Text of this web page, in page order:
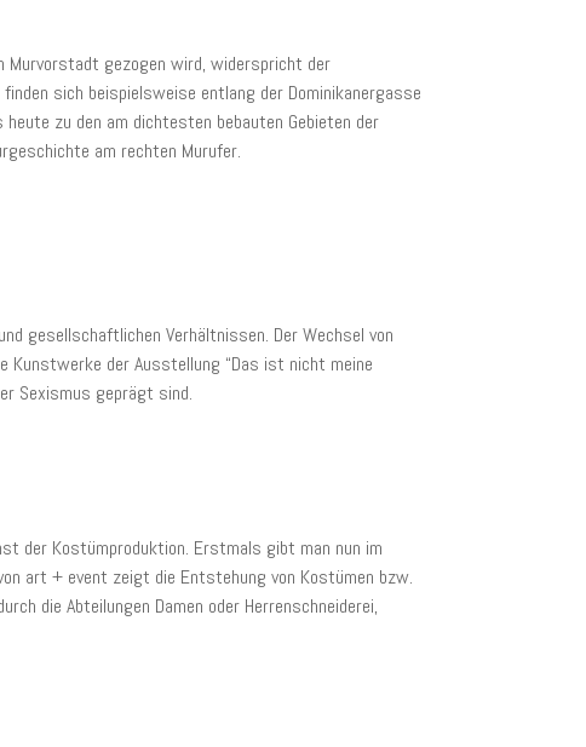
Murvorstadt gezogen wird, widerspricht der
sich beispielsweise entlang der Dominikanergasse
zu den am dichtesten bebauten Gebieten der
am rechten Murufer.
gesellschaftlichen Verhältnissen. Der Wechsel von
Kunstwerke der Ausstellung “Das ist nicht meine
Sexismus geprägt sind.
der Kostümproduktion. Erstmals gibt man nun im
art + event zeigt die Entstehung von Kostümen bzw.
die Abteilungen Damen oder Herrenschneiderei,